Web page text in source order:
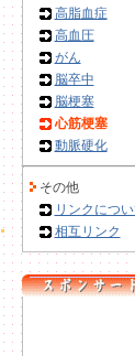
高脂血症
高血圧
がん
脳卒中
脳梗塞
心筋梗塞
動脈硬化
その他
リンクにつ
相互リンク